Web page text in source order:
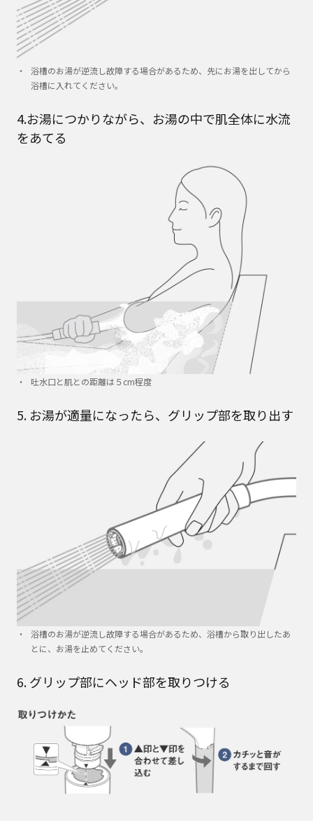
浴槽のお湯が逆流し故障する場合があるため、先にお湯を出してから
浴槽に入れてください。
4.お湯につかりながら、お湯の中で肌全体に水流
をあてる
吐水口と肌との距離は５cm程度
5. お湯が適量になったら、グリップ部を取り出す
浴槽のお湯が逆流し故障する場合があるため、浴槽から取り出したあ
とに、お湯を止めてください。
6. グリップ部にヘッド部を取りつける